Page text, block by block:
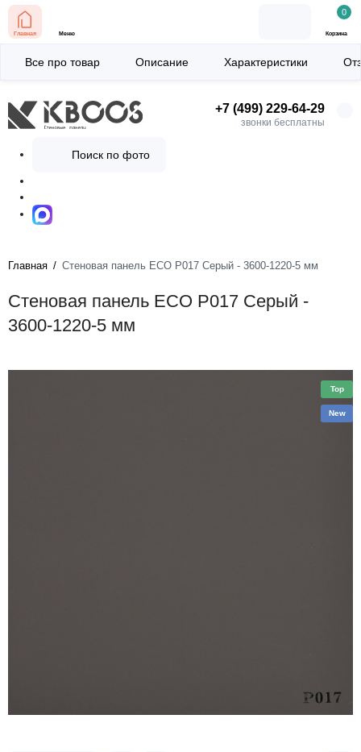
+7 (499) 229-64-29
звонки бесплатны
Поиск по фото
Главная Меню
0
Корзина
Главная Стеновая панель ECO P017 Серый - 3600-1220-5 мм
Стеновая панель ECO P017 Серый -
3600-1220-5 мм
Все про товар Описание Характеристики
Top
New